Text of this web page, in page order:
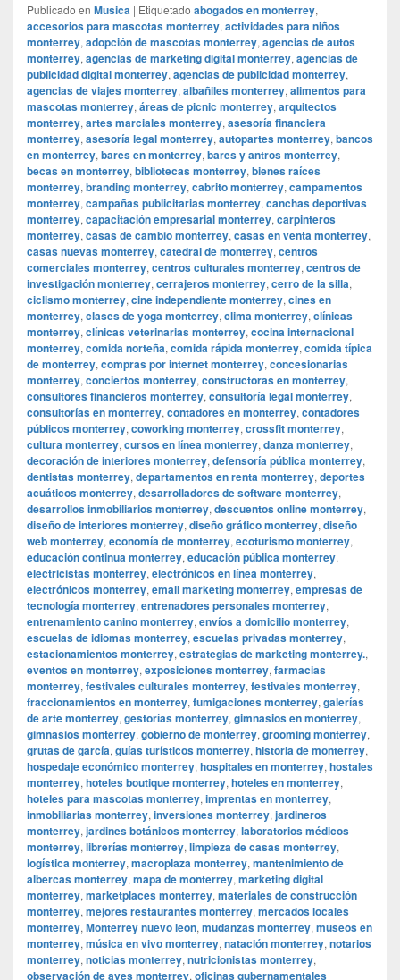
Publicado en Musica | Etiquetado abogados en monterrey,
accesorios para mascotas monterrey, actividades para niños
monterrey, adopción de mascotas monterrey, agencias de autos
monterrey, agencias de marketing digital monterrey, agencias de
publicidad digital monterrey, agencias de publicidad monterrey,
agencias de viajes monterrey, albañiles monterrey, alimentos para
mascotas monterrey, áreas de picnic monterrey, arquitectos
monterrey, artes marciales monterrey, asesoría financiera
monterrey, asesoría legal monterrey, autopartes monterrey, bancos
en monterrey, bares en monterrey, bares y antros monterrey,
becas en monterrey, bibliotecas monterrey, bienes raíces
monterrey, branding monterrey, cabrito monterrey, campamentos
monterrey, campañas publicitarias monterrey, canchas deportivas
monterrey, capacitación empresarial monterrey, carpinteros
monterrey, casas de cambio monterrey, casas en venta monterrey,
casas nuevas monterrey, catedral de monterrey, centros
comerciales monterrey, centros culturales monterrey, centros de
investigación monterrey, cerrajeros monterrey, cerro de la silla,
ciclismo monterrey, cine independiente monterrey, cines en
monterrey, clases de yoga monterrey, clima monterrey, clínicas
monterrey, clínicas veterinarias monterrey, cocina internacional
monterrey, comida norteña, comida rápida monterrey, comida típica
de monterrey, compras por internet monterrey, concesionarias
monterrey, conciertos monterrey, constructoras en monterrey,
consultores financieros monterrey, consultoría legal monterrey,
consultorías en monterrey, contadores en monterrey, contadores
públicos monterrey, coworking monterrey, crossfit monterrey,
cultura monterrey, cursos en línea monterrey, danza monterrey,
decoración de interiores monterrey, defensoría pública monterrey,
dentistas monterrey, departamentos en renta monterrey, deportes
acuáticos monterrey, desarrolladores de software monterrey,
desarrollos inmobiliarios monterrey, descuentos online monterrey,
diseño de interiores monterrey, diseño gráfico monterrey, diseño
web monterrey, economía de monterrey, ecoturismo monterrey,
educación continua monterrey, educación pública monterrey,
electricistas monterrey, electrónicos en línea monterrey,
electrónicos monterrey, email marketing monterrey, empresas de
tecnología monterrey, entrenadores personales monterrey,
entrenamiento canino monterrey, envíos a domicilio monterrey,
escuelas de idiomas monterrey, escuelas privadas monterrey,
estacionamientos monterrey, estrategias de marketing monterrey.,
eventos en monterrey, exposiciones monterrey, farmacias
monterrey, festivales culturales monterrey, festivales monterrey,
fraccionamientos en monterrey, fumigaciones monterrey, galerías
de arte monterrey, gestorías monterrey, gimnasios en monterrey,
gimnasios monterrey, gobierno de monterrey, grooming monterrey,
grutas de garcía, guías turísticos monterrey, historia de monterrey,
hospedaje económico monterrey, hospitales en monterrey, hostales
monterrey, hoteles boutique monterrey, hoteles en monterrey,
hoteles para mascotas monterrey, imprentas en monterrey,
inmobiliarias monterrey, inversiones monterrey, jardineros
monterrey, jardines botánicos monterrey, laboratorios médicos
monterrey, librerías monterrey, limpieza de casas monterrey,
logística monterrey, macroplaza monterrey, mantenimiento de
albercas monterrey, mapa de monterrey, marketing digital
monterrey, marketplaces monterrey, materiales de construcción
monterrey, mejores restaurantes monterrey, mercados locales
monterrey, Monterrey nuevo leon, mudanzas monterrey, museos en
monterrey, música en vivo monterrey, natación monterrey, notarios
monterrey, noticias monterrey, nutricionistas monterrey,
observación de aves monterrey, oficinas gubernamentales